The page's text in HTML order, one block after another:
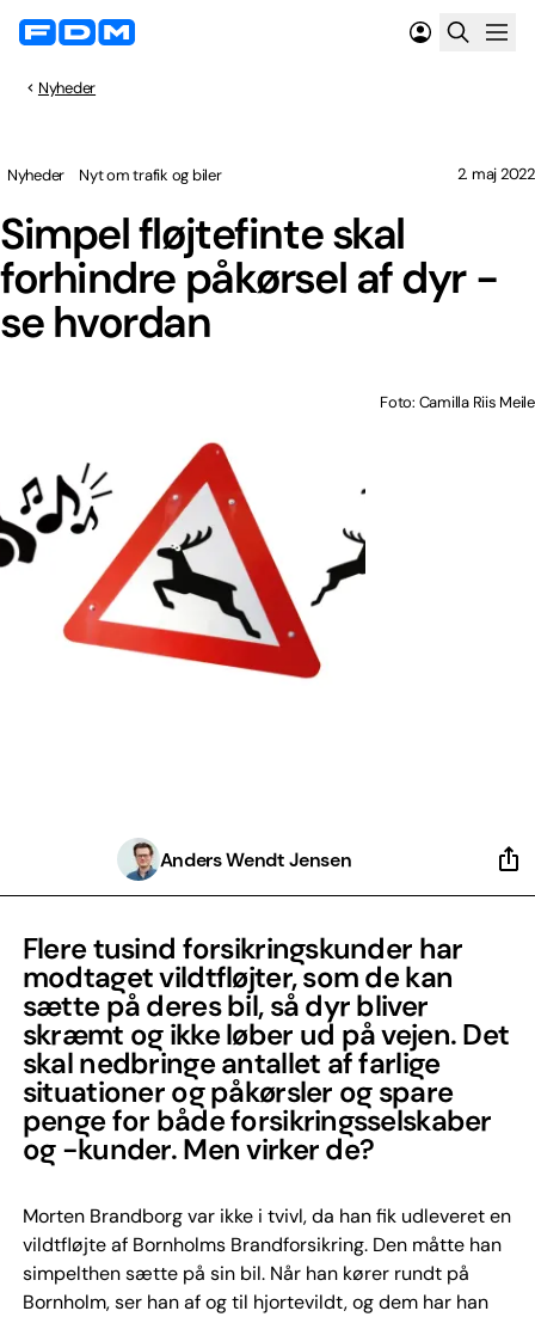
Nyheder
Simpel fløjtefinte skal
forhindre påkørsel af dyr -
se hvordan
Nyheder Nyt om trafik og biler 2. maj 2022
Foto: Camilla Riis Meile
Anders Wendt Jensen
Flere tusind forsikringskunder har
modtaget vildtfløjter, som de kan
sætte på deres bil, så dyr bliver
skræmt og ikke løber ud på vejen. Det
skal nedbringe antallet af farlige
situationer og påkørsler og spare
penge for både forsikringsselskaber
og -kunder. Men virker de?
Morten Brandborg var ikke i tvivl, da han fik udleveret en
vildtfløjte af Bornholms Brandforsikring. Den måtte han
simpelthen sætte på sin bil. Når han kører rundt på
Bornholm, ser han af og til hjortevildt, og dem har han